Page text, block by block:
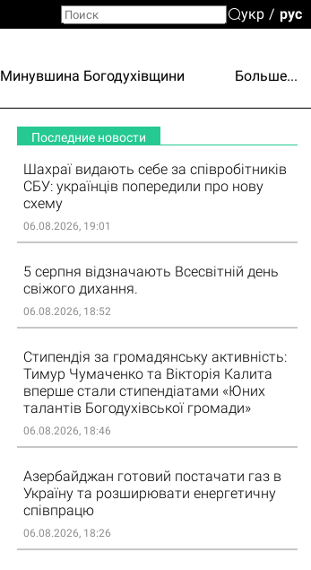
укр рус
Минувшина Богодухівщини Больше...
Последние новости
Шахраї видають себе за співробітників
СБУ: українців попередили про нову
схему
06.08.2026, 19:01
5 серпня відзначають Всесвітній день
свіжого дихання.
06.08.2026, 18:52
Стипендія за громадянську активність:
Тимур Чумаченко та Вікторія Калита
вперше стали стипендіатами «Юних
талантів Богодухівської громади»
06.08.2026, 18:46
Азербайджан готовий постачати газ в
Україну та розширювати енергетичну
співпрацю
06.08.2026, 18:26